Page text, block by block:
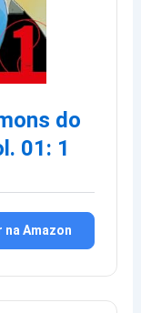
do
01: 1
na Amazon